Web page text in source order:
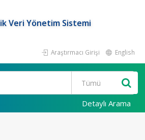
Veri Yönetim Sistemi
Araştırmacı Girişi English
Detaylı Arama